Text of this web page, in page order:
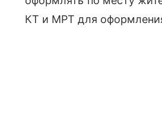
КТ и МРТ для